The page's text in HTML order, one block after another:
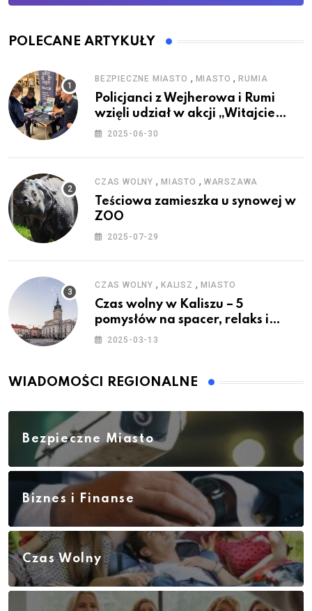
POLECANE ARTYKUŁY
BEZPIECZNE MIASTO , MIASTO ,RUMIA
Policjanci z Wejherowa i Rumi
wzięli udział w akcji „Witajcie
Wakacje”
2025-06-30
CZAS WOLNY , MIASTO , WARSZAWA
Teściowa zamieszka u synowej w
ZOO
2025-07-29
CZAS WOLNY , KALISZ , MIASTO
Czas wolny w Kaliszu – 5
pomysłów na spacer, relaks i
rodzinne atrakcje
2025-03-13
WIADOMOŚCI REGIONALNE
Bezpieczne Miasto
Biznes i Finanse
Czas Wolny